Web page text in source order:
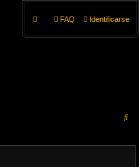
Identificarse
FAQ